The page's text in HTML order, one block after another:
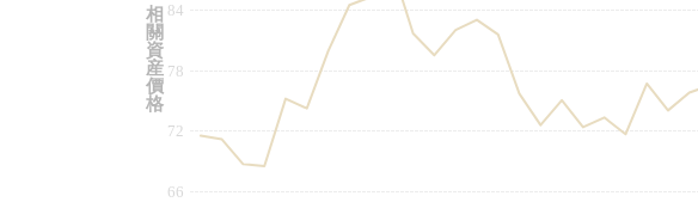
66
72
78
84
相
關
資
産
價
格